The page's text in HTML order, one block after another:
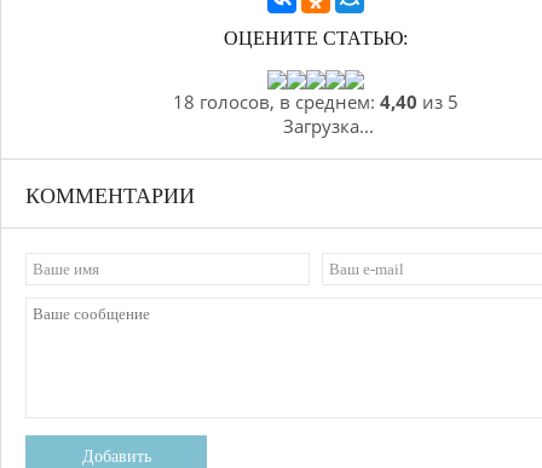
ОЦЕНИТЕ СТАТЬЮ:
18 голосов, в среднем: 4,40 из 5
Загрузка...
КОММЕНТАРИИ
Добавить